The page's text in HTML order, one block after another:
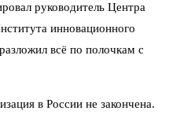
руководитель Центра
инновационного
всё по полочкам с
в России не закончена.